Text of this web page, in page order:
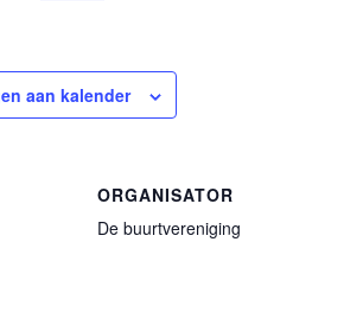
aan kalender
ORGANISATOR
De buurtvereniging